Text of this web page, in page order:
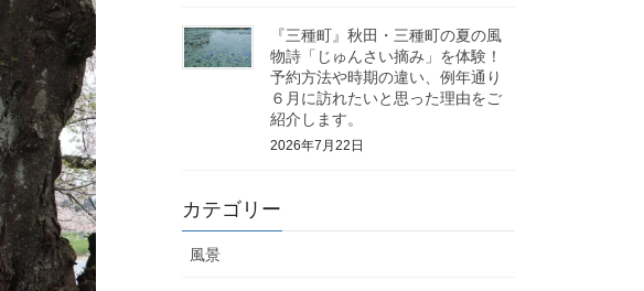
『三種町』秋田・三種町の夏の風
物詩「じゅんさい摘み」を体験！
予約方法や時期の違い、例年通り
６月に訪れたいと思った理由をご
紹介します。
2026年7月22日
カテゴリー
風景